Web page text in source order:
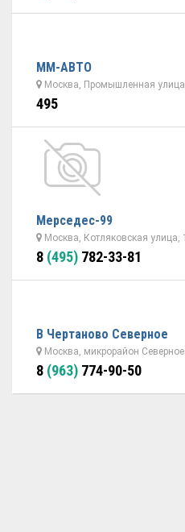
ММ-АВТО
Москва, Промышленная
495
Мерседес-99
Москва, Котляковская улица,
8 (495) 782-33-81
В Чертаново Северное
Москва, микрорайон
8 (963) 774-90-50